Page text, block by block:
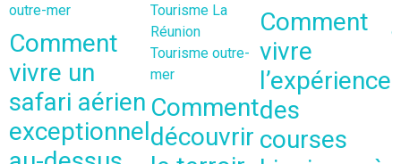
outre-mer
Comment
vivre un
safari aérien
exceptionnel
Tourisme La
Réunion
Tourisme outre-
mer
Comment
découvrir
Comment
vivre
l’expérience
des
courses